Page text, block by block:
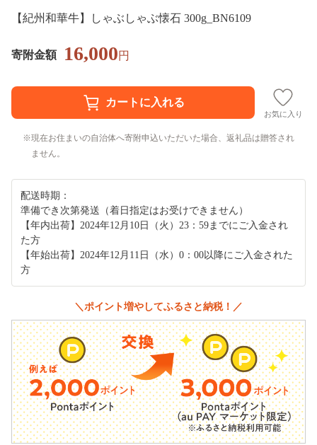
【紀州和華牛】しゃぶしゃぶ懐石 300g_BN6109
寄附金額 16,000円
お気に入り
現在お住まいの自治体へ寄附申込いただいた場合、返礼品は贈答され
ません。
配送時期：
準備でき次第発送（着日指定はお受けできません）
【年内出荷】2024年12月10日（火）23：59までにご入金され
た方
【年始出荷】2024年12月11日（水）0：00以降にご入金された
方
＼ポイント増やしてふるさと納税！／